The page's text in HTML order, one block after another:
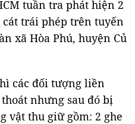
tuần tra phát hiện 2
trái phép trên tuyến
xã Hòa Phú, huyện Củ
các đối tượng liền
nhưng sau đó bị
vật thu giữ gồm: 2 ghe